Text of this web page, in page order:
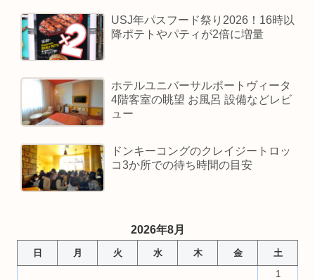
USJ年パスフード祭り2026！16時以
降ポテトやパティが2倍に増量
ホテルユニバーサルポートヴィータ
4階客室の眺望 お風呂 設備などレビ
ュー
ドンキーコングのクレイジートロッ
コ3か所での待ち時間の目安
2026年8月
日 月 火 水 木 金
土
1